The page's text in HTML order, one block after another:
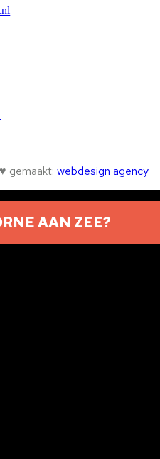
gemaakt:webdesign agency
AAN ZEE?